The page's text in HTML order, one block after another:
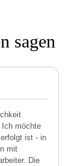
sagen
möchte
ist - in
mit
Die